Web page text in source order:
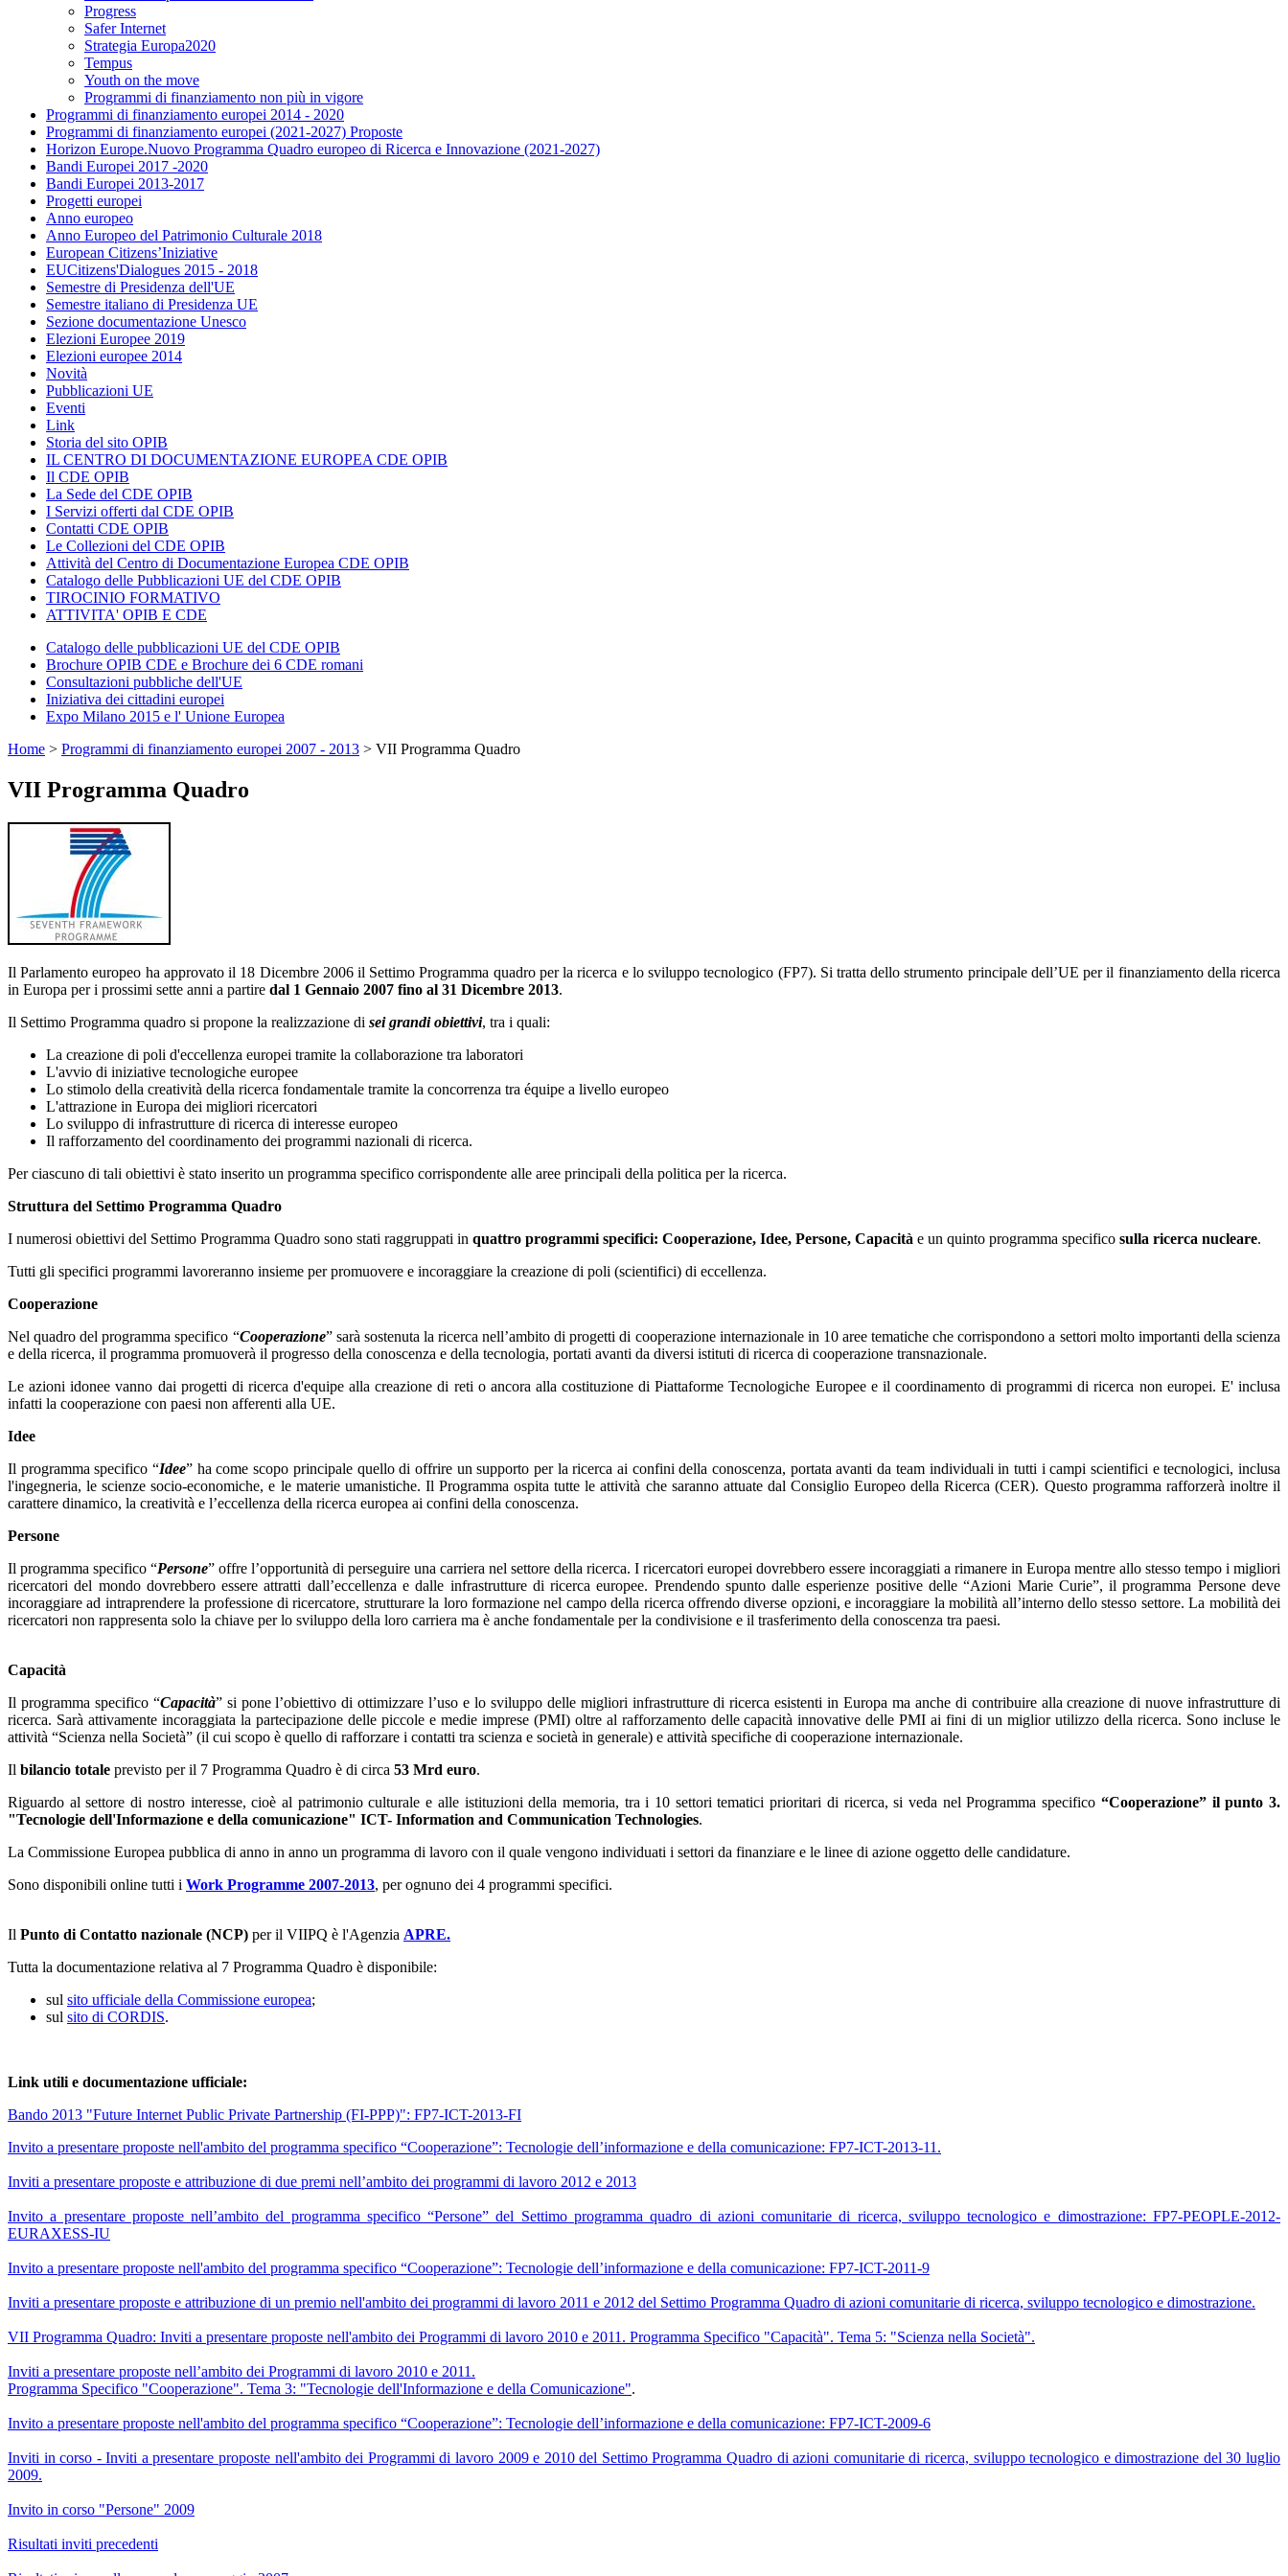
Progress
Safer Internet
Strategia Europa2020
Tempus
Youth on the move
Programmi di finanziamento non più in vigore
Programmi di finanziamento europei 2014 - 2020
Programmi di finanziamento europei (2021-2027) Proposte
Horizon Europe.Nuovo Programma Quadro europeo di Ricerca e Innovazione (2021-2027)
Bandi Europei 2017 -2020
Bandi Europei 2013-2017
Progetti europei
Anno europeo
Anno Europeo del Patrimonio Culturale 2018
European Citizens’Iniziative
EUCitizens'Dialogues 2015 - 2018
Semestre di Presidenza dell'UE
Semestre italiano di Presidenza UE
Sezione documentazione Unesco
Elezioni Europee 2019
Elezioni europee 2014
Novità
Pubblicazioni UE
Eventi
Link
Storia del sito OPIB
IL CENTRO DI DOCUMENTAZIONE EUROPEA CDE OPIB
Il CDE OPIB
La Sede del CDE OPIB
I Servizi offerti dal CDE OPIB
Contatti CDE OPIB
Le Collezioni del CDE OPIB
Attività del Centro di Documentazione Europea CDE OPIB
Catalogo delle Pubblicazioni UE del CDE OPIB
TIROCINIO FORMATIVO
ATTIVITA' OPIB E CDE
Catalogo delle pubblicazioni UE del CDE OPIB
Brochure OPIB CDE e Brochure dei 6 CDE romani
Consultazioni pubbliche dell'UE
Iniziativa dei cittadini europei
Expo Milano 2015 e l' Unione Europea
Home > Programmi di finanziamento europei 2007 - 2013 > VII Programma Quadro
VII Programma Quadro
Il Parlamento europeo ha approvato il 18 Dicembre 2006 il Settimo Programma quadro per la ricerca e lo sviluppo tecnologico (FP7). Si tratta dello strumento principale dell’UE per il finanziamento della ricerca
in Europa per i prossimi sette anni a partire dal 1 Gennaio 2007 fino al 31 Dicembre 2013.
Il Settimo Programma quadro si propone la realizzazione di sei grandi obiettivi, tra i quali:
La creazione di poli d'eccellenza europei tramite la collaborazione tra laboratori
L'avvio di iniziative tecnologiche europee
Lo stimolo della creatività della ricerca fondamentale tramite la concorrenza tra équipe a livello europeo
L'attrazione in Europa dei migliori ricercatori
Lo sviluppo di infrastrutture di ricerca di interesse europeo
Il rafforzamento del coordinamento dei programmi nazionali di ricerca.
Per ciascuno di tali obiettivi è stato inserito un programma specifico corrispondente alle aree principali della politica per la ricerca.
Struttura del Settimo Programma Quadro
I numerosi obiettivi del Settimo Programma Quadro sono stati raggruppati in quattro programmi specifici: Cooperazione, Idee, Persone, Capacità e un quinto programma specifico sulla ricerca nucleare.
Tutti gli specifici programmi lavoreranno insieme per promuovere e incoraggiare la creazione di poli (scientifici) di eccellenza.
Cooperazione
Nel quadro del programma specifico “Cooperazione” sarà sostenuta la ricerca nell’ambito di progetti di cooperazione internazionale in 10 aree tematiche che corrispondono a settori molto importanti della scienza
e della ricerca, il programma promuoverà il progresso della conoscenza e della tecnologia, portati avanti da diversi istituti di ricerca di cooperazione transnazionale.
Le azioni idonee vanno dai progetti di ricerca d'equipe alla creazione di reti o ancora alla costituzione di Piattaforme Tecnologiche Europee e il coordinamento di programmi di ricerca non europei. E' inclusa
infatti la cooperazione con paesi non afferenti alla UE.
Idee
Il programma specifico “Idee” ha come scopo principale quello di offrire un supporto per la ricerca ai confini della conoscenza, portata avanti da team individuali in tutti i campi scientifici e tecnologici, inclusa
l'ingegneria, le scienze socio-economiche, e le materie umanistiche. Il Programma ospita tutte le attività che saranno attuate dal Consiglio Europeo della Ricerca (CER). Questo programma rafforzerà inoltre il
carattere dinamico, la creatività e l’eccellenza della ricerca europea ai confini della conoscenza.
Persone
Il programma specifico “Persone” offre l’opportunità di perseguire una carriera nel settore della ricerca. I ricercatori europei dovrebbero essere incoraggiati a rimanere in Europa mentre allo stesso tempo i migliori
ricercatori del mondo dovrebbero essere attratti dall’eccellenza e dalle infrastrutture di ricerca europee. Prendendo spunto dalle esperienze positive delle “Azioni Marie Curie”, il programma Persone deve
incoraggiare ad intraprendere la professione di ricercatore, strutturare la loro formazione nel campo della ricerca offrendo diverse opzioni, e incoraggiare la mobilità all’interno dello stesso settore. La mobilità dei
ricercatori non rappresenta solo la chiave per lo sviluppo della loro carriera ma è anche fondamentale per la condivisione e il trasferimento della conoscenza tra paesi.
Capacità
Il programma specifico “Capacità” si pone l’obiettivo di ottimizzare l’uso e lo sviluppo delle migliori infrastrutture di ricerca esistenti in Europa ma anche di contribuire alla creazione di nuove infrastrutture di
ricerca. Sarà attivamente incoraggiata la partecipazione delle piccole e medie imprese (PMI) oltre al rafforzamento delle capacità innovative delle PMI ai fini di un miglior utilizzo della ricerca. Sono incluse le
attività “Scienza nella Società” (il cui scopo è quello di rafforzare i contatti tra scienza e società in generale) e attività specifiche di cooperazione internazionale.
Il bilancio totale previsto per il 7 Programma Quadro è di circa 53 Mrd euro.
Riguardo al settore di nostro interesse, cioè al patrimonio culturale e alle istituzioni della memoria, tra i 10 settori tematici prioritari di ricerca, si veda nel Programma specifico “Cooperazione” il punto 3.
"Tecnologie dell'Informazione e della comunicazione" ICT- Information and Communication Technologies.
La Commissione Europea pubblica di anno in anno un programma di lavoro con il quale vengono individuati i settori da finanziare e le linee di azione oggetto delle candidature.
Sono disponibili online tutti i Work Programme 2007-2013, per ognuno dei 4 programmi specifici.
Il Punto di Contatto nazionale (NCP) per il VIIPQ è l'Agenzia APRE.
Tutta la documentazione relativa al 7 Programma Quadro è disponibile:
sul sito ufficiale della Commissione europea;
sul sito di CORDIS.
Link utili e documentazione ufficiale:
Bando 2013 "Future Internet Public Private Partnership (FI-PPP)": FP7-ICT-2013-FI
Invito a presentare proposte nell'ambito del programma specifico “Cooperazione”: Tecnologie dell’informazione e della comunicazione: FP7-ICT-2013-11.
Inviti a presentare proposte e attribuzione di due premi nell’ambito dei programmi di lavoro 2012 e 2013
Invito a presentare proposte nell’ambito del programma specifico “Persone” del Settimo programma quadro di azioni comunitarie di ricerca, sviluppo tecnologico e dimostrazione: FP7-PEOPLE-2012-
EURAXESS-IU
Invito a presentare proposte nell'ambito del programma specifico “Cooperazione”: Tecnologie dell’informazione e della comunicazione: FP7-ICT-2011-9
Inviti a presentare proposte e attribuzione di un premio nell'ambito dei programmi di lavoro 2011 e 2012 del Settimo Programma Quadro di azioni comunitarie di ricerca, sviluppo tecnologico e dimostrazione.
VII Programma Quadro: Inviti a presentare proposte nell'ambito dei Programmi di lavoro 2010 e 2011. Programma Specifico "Capacità". Tema 5: "Scienza nella Società".
Inviti a presentare proposte nell’ambito dei Programmi di lavoro 2010 e 2011.
Programma Specifico "Cooperazione". Tema 3: "Tecnologie dell'Informazione e della Comunicazione".
Invito a presentare proposte nell'ambito del programma specifico “Cooperazione”: Tecnologie dell’informazione e della comunicazione: FP7-ICT-2009-6
Inviti in corso -Inviti a presentare proposte nell'ambito dei Programmi di lavoro 2009 e 2010 del Settimo Programma Quadro di azioni comunitarie di ricerca, sviluppo tecnologico e dimostrazione del 30 luglio
2009.
Invito in corso "Persone" 2009
Risultati inviti precedenti